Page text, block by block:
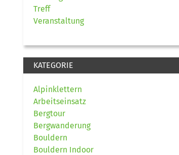
Treff
Veranstaltung
KATEGORIE
Alpinklettern
Arbeitseinsatz
Bergtour
Bergwanderung
Bouldern
Bouldern Indoor